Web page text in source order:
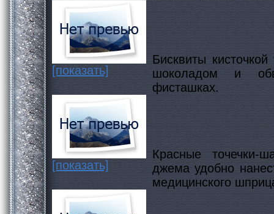
[показать]
Бисквиты
шоколадом и
фисташках.
[показать]
Красные точечки-
джема удобно
медицинского